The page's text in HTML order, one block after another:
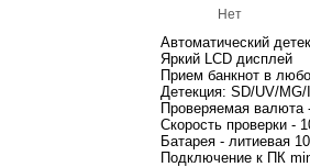
Нет
Автоматический
Яркий LCD дисплей
Прием банкнот в
Детекция: SD/UV/
Проверяемая валюта
Скорость проверки -
Батарея - литиевая
Подключение к ПК